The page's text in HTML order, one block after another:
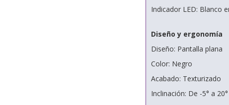
Indicador LED: Blanco
Diseño y ergonomía
Diseño: Pantalla plana
Color: Negro
Acabado: Texturizado
Inclinación: De -5° a 20°